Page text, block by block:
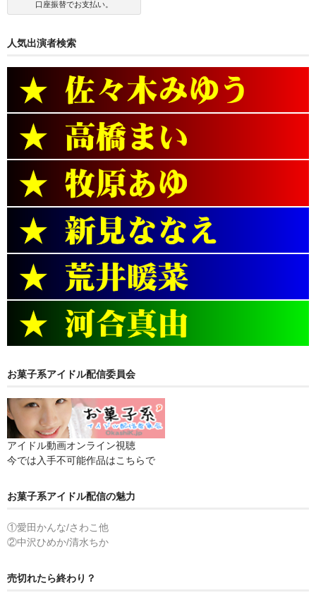
口座振替でお支払い。
人気出演者検索
お菓子系アイドル配信委員会
アイドル動画オンライン視聴
今では入手不可能作品はこちらで
お菓子系アイドル配信の魅力
①愛田かんな/さわこ他
②中沢ひめか/清水ちか
売切れたら終わり？